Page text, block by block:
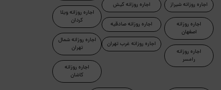
اجاره روزانه شیراز
اجاره روزانه
اصفهان
اجاره روزانه
رامسر
اجاره روزانه کیش
اجاره روزانه صادقیه
اجاره روزانه غرب تهران
اجاره روزانه ویلا
کردان
اجاره روزانه شمال
تهران
اجاره روزانه
کاشان